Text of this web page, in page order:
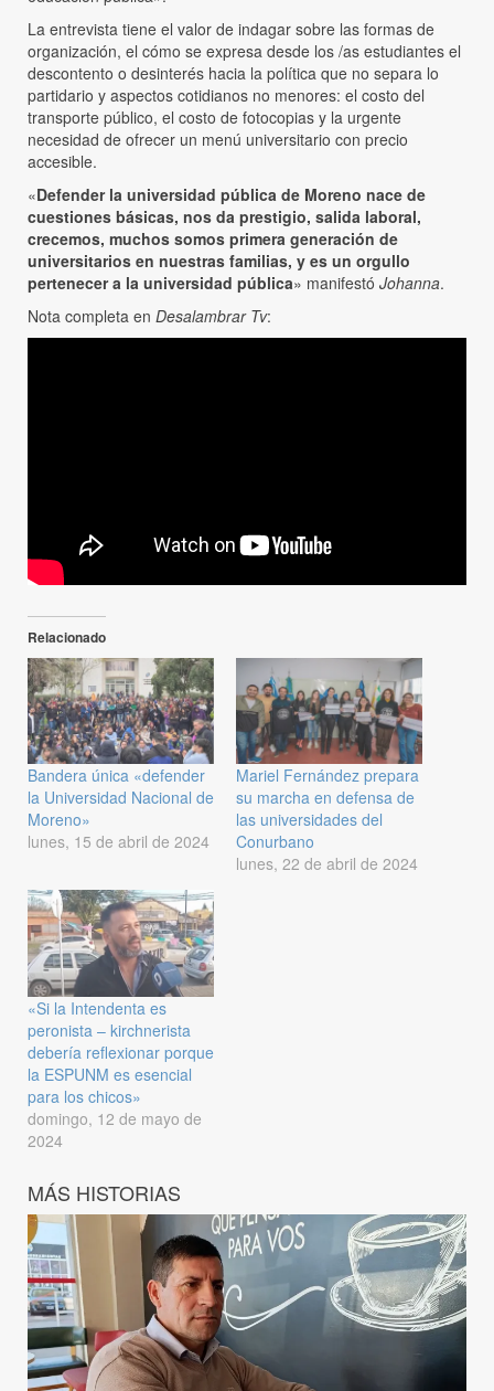
La entrevista tiene el valor de indagar sobre las formas de
organización, el cómo se expresa desde los /as estudiantes el
descontento o desinterés hacia la política que no separa lo
partidario y aspectos cotidianos no menores: el costo del
transporte público, el costo de fotocopias y la urgente
necesidad de ofrecer un menú universitario con precio
accesible.
«Defender la universidad pública de Moreno nace de
cuestiones básicas, nos da prestigio, salida laboral,
crecemos, muchos somos primera generación de
universitarios en nuestras familias, y es un orgullo
pertenecer a la universidad pública» manifestó Johanna.
Nota completa en Desalambrar Tv:
Relacionado
Bandera única «defender
la Universidad Nacional de
Moreno»
lunes, 15 de abril de 2024
Mariel Fernández prepara
su marcha en defensa de
las universidades del
Conurbano
lunes, 22 de abril de 2024
«Si la Intendenta es
peronista – kirchnerista
debería reflexionar porque
la ESPUNM es esencial
para los chicos»
domingo, 12 de mayo de
2024
MÁS HISTORIAS